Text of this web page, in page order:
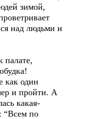
зимой,
над людьми и
палате,
как один
и пройти. А
какая-
“Всем по